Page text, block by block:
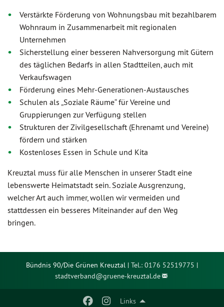
Links
Verstärkte Förderung von Wohnungsbau mit bezahlbarem
Wohnraum in Zusammenarbeit mit regionalen
Unternehmen
Sicherstellung einer besseren Nahversorgung mit Gütern
des täglichen Bedarfs in allen Stadtteilen, auch mit
Verkaufswagen
Förderung eines Mehr-Generationen-Austausches
Schulen als „Soziale Räume“ für Vereine und
Gruppierungen zur Verfügung stellen
Strukturen der Zivilgesellschaft (Ehrenamt und Vereine)
fördern und stärken
Kostenloses Essen in Schule und Kita
Kreuztal muss für alle Menschen in unserer Stadt eine
lebenswerte Heimatstadt sein. Soziale Ausgrenzung,
welcher Art auch immer, wollen wir vermeiden und
stattdessen ein besseres Miteinander auf den Weg
bringen.
Bündnis 90/Die Grünen Kreuztal | Tel.: 0176 52519775 |
stadtverband@gruene-kreuztal.de